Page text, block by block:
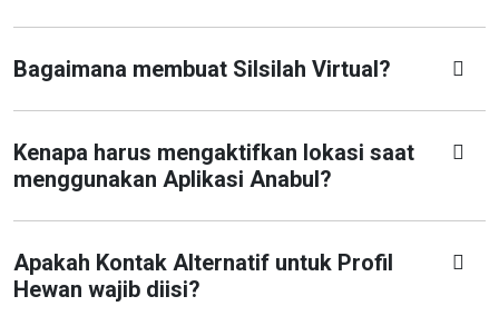
Bagaimana membuat Silsilah Virtual?
Kenapa harus mengaktifkan lokasi saat
menggunakan Aplikasi Anabul?
Apakah Kontak Alternatif untuk Profil
Hewan wajib diisi?